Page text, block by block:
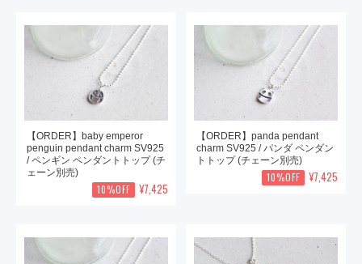
【ORDER】baby emperor
penguin pendant charm SV925
/ ペンギン ペンダントトップ (チ
ェーン別売)
10%OFF ¥7,425
【ORDER】panda pendant
charm SV925 / パンダ ペンダン
トトップ (チェーン別売)
10%OFF ¥7,425